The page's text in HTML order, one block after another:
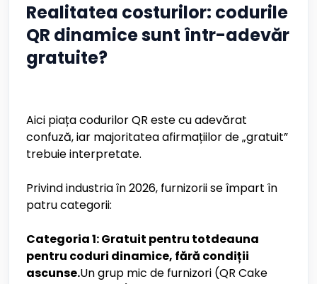
Realitatea costurilor: codurile
QR dinamice sunt într-adevăr
gratuite?
Aici piața codurilor QR este cu adevărat
confuză, iar majoritatea afirmațiilor de „gratuit”
trebuie interpretate.
Privind industria în 2026, furnizorii se împart în
patru categorii:
Categoria 1: Gratuit pentru totdeauna
pentru coduri dinamice, fără condiții
ascunse.Un grup mic de furnizori (QR Cake